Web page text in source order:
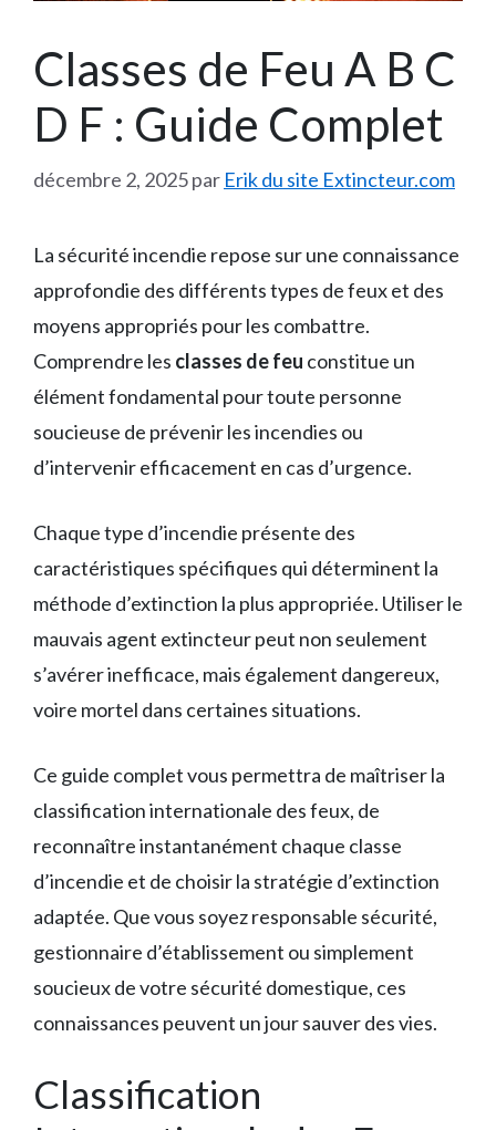
Classes de Feu A B C
D F : Guide Complet
décembre 2, 2025par Erik du site Extincteur.com
La sécurité incendie repose sur une connaissance
approfondie des différents types de feux et des
moyens appropriés pour les combattre.
Comprendre les classes de feu constitue un
élément fondamental pour toute personne
soucieuse de prévenir les incendies ou
d’intervenir efficacement en cas d’urgence.
Chaque type d’incendie présente des
caractéristiques spécifiques qui déterminent la
méthode d’extinction la plus appropriée. Utiliser le
mauvais agent extincteur peut non seulement
s’avérer inefficace, mais également dangereux,
voire mortel dans certaines situations.
Ce guide complet vous permettra de maîtriser la
classification internationale des feux, de
reconnaître instantanément chaque classe
d’incendie et de choisir la stratégie d’extinction
adaptée. Que vous soyez responsable sécurité,
gestionnaire d’établissement ou simplement
soucieux de votre sécurité domestique, ces
connaissances peuvent un jour sauver des vies.
Classification